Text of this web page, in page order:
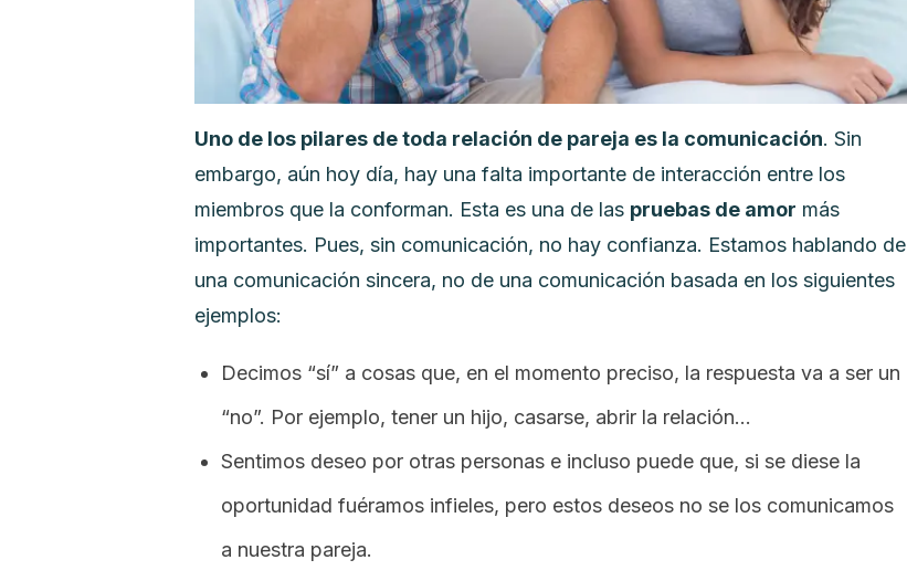
Uno de los pilares de toda relación de pareja es la comunicación. Sin
embargo, aún hoy día, hay una falta importante de interacción entre los
miembros que la conforman. Esta es una de las pruebas de amor más
importantes. Pues, sin comunicación, no hay confianza. Estamos hablando de
una comunicación sincera, no de una comunicación basada en los siguientes
ejemplos:
Decimos “sí” a cosas que, en el momento preciso, la respuesta va a ser un
“no”. Por ejemplo, tener un hijo, casarse, abrir la relación…
Sentimos deseo por otras personas e incluso puede que, si se diese la
oportunidad fuéramos infieles, pero estos deseos no se los comunicamos
a nuestra pareja.